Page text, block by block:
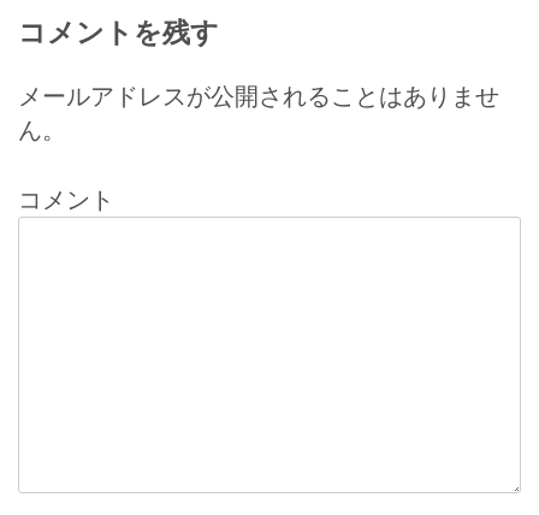
稿
ナ
ビ
ゲ
コメントを残す
メールアドレスが公開されることはありませ
ん。
コメント